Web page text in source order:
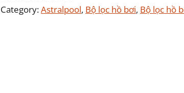
Category:Astralpool, Bộ lọc hồ bơi, Bộ lọc hồ